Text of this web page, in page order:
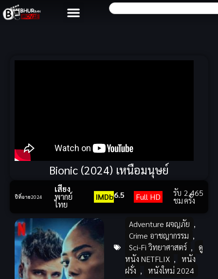
Bionic (2024) เหนือมนุษย์
ปีที่ฉาย2024
เสียง
พากย์
ไทย
IMDb6.5 Full HD รับ
ชม
2,465
ครั้ง
Adventure ผจญภัย ,
Crime อาชญากรรม ,
Sci-Fi วิทยาศาสตร์ ,
ดู
หนัง NETFLIX ,
หนัง
ฝรั่ง , หนังใหม่ 2024